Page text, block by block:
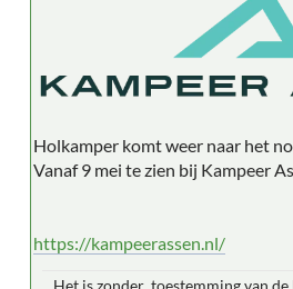
Holkamper komt weer naar het
Vanaf 9 mei te zien bij Kampeer
https://kampeerassen.nl/
Het is zonder toestemming van